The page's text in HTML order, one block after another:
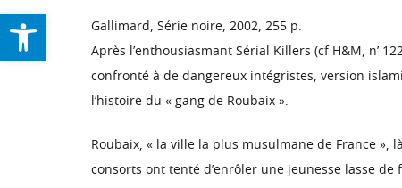
Ouvrir la barre d’outilsGallimard, Série noire, 2002, 255 p.
Après l’enthousiasmant Sérial Killers (cf H&M, n’
confronté à de dangereux intégristes, version
l’histoire du « gang de Roubaix ».
Roubaix, « la ville la plus musulmane de France »,
consorts ont tenté d’enrôler une jeunesse lasse